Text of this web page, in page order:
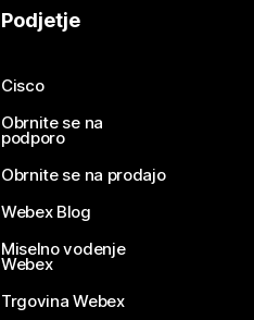
Podjetje
Cisco
Obrnite se na
podporo
Obrnite se na prodajo
Webex Blog
Miselno vodenje
Webex
Trgovina Webex